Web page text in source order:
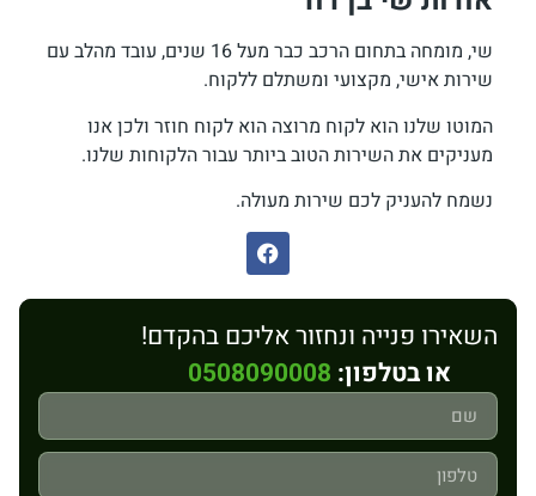
שי, מומחה בתחום הרכב כבר מעל 16 שנים, עובד מהלב עם
שירות אישי, מקצועי ומשתלם ללקוח.
המוטו שלנו הוא לקוח מרוצה הוא לקוח חוזר ולכן אנו
מעניקים את השירות הטוב ביותר עבור הלקוחות שלנו.
נשמח להעניק לכם שירות מעולה.
השאירו פנייה ונחזור אליכם בהקדם!
או בטלפון: 0508090008